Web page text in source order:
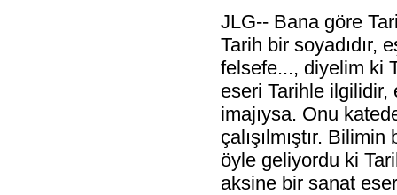
JLG-- Bana göre
Tarih bir soyadıdır,
felsefe..., diyelim ki
eseri Tarihle ilgilidir,
imajıysa. Onu
çalışılmıştır.
öyle geliyordu ki
aksine bir sanat